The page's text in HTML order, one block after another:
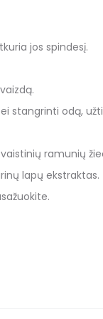
jos spindesį.
stangrinti odą,
ramunių
lapų ekstraktas.